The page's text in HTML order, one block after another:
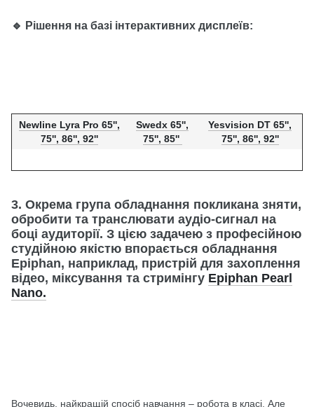
🔹 Рішення на базі інтерактивних дисплеїв:
Newline Lyra Pro 65'',
75'', 86'', 92''
Swedx 65'',
75'', 85''
Yesvision DT 65'',
75'', 86'', 92''
3. Окрема група обладнання покликана зняти,
обробити та транслювати аудіо-сигнал на
боці аудиторії. З цією задачею з професійною
студійною якістю впорається обладнання
Epiphan, наприклад, пристрій для захоплення
відео, міксування та стримінгу Epiphan Pearl
Nano.
Вочевидь, найкращій спосіб навчання – робота в класі. Але